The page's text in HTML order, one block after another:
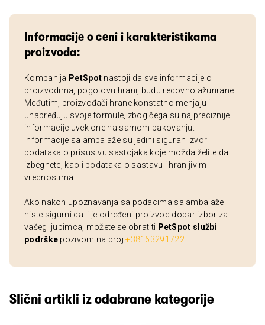
Informacije o ceni i karakteristikama
proizvoda:
Kompanija PetSpot nastoji da sve informacije o
proizvodima, pogotovu hrani, budu redovno ažurirane.
Međutim, proizvođači hrane konstatno menjaju i
unapređuju svoje formule, zbog čega su najpreciznije
informacije uvek one na samom pakovanju.
Informacije sa ambalaže su jedini siguran izvor
podataka o prisustvu sastojaka koje možda želite da
izbegnete, kao i podataka o sastavu i hranljivim
vrednostima.
Ako nakon upoznavanja sa podacima sa ambalaže
niste sigurni da li je određeni proizvod dobar izbor za
vašeg ljubimca, možete se obratiti PetSpot službi
podrške pozivom na broj+38163291722
Slični artikli iz odabrane kategorije